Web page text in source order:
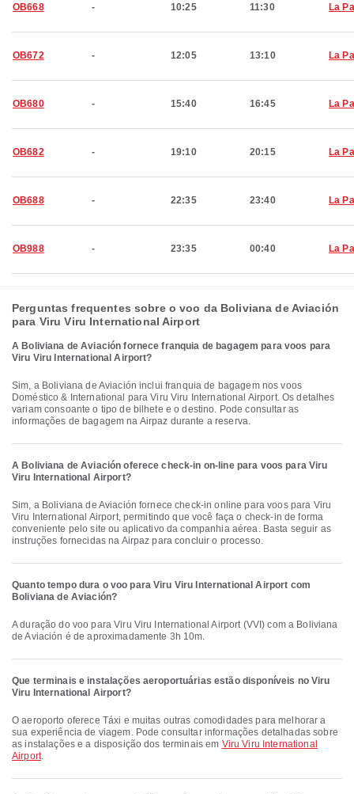
OB668 - 10:25 11:30 La
OB672 - 12:05 13:10 La
OB680 - 15:40 16:45 La
OB682 - 19:10 20:15 La
OB688 - 22:35 23:40 La
OB988 - 23:35 00:40 La
Perguntas frequentes sobre o voo da Boliviana de Aviación
para Viru Viru International Airport
A Boliviana de Aviación fornece franquia de bagagem para voos para
Viru Viru International Airport?
Sim, a Boliviana de Aviación inclui franquia de bagagem nos voos
Doméstico & International para Viru Viru International Airport. Os detalhes
variam consoante o tipo de bilhete e o destino. Pode consultar as
informações de bagagem na Airpaz durante a reserva.
A Boliviana de Aviación oferece check-in on-line para voos para Viru
Viru International Airport?
Sim, a Boliviana de Aviación fornece check-in online para voos para Viru
Viru International Airport, permitindo que você faça o check-in de forma
conveniente pelo site ou aplicativo da companhia aérea. Basta seguir as
instruções fornecidas na Airpaz para concluir o processo.
Quanto tempo dura o voo para Viru Viru International Airport com
Boliviana de Aviación?
A duração do voo para Viru Viru International Airport (VVI) com a Boliviana
de Aviación é de aproximadamente 3h 10m.
Que terminais e instalações aeroportuárias estão disponíveis no Viru
Viru International Airport?
O aeroporto oferece Táxi e muitas outras comodidades para melhorar a
sua experiência de viagem. Pode consultar informações detalhadas sobre
as instalações e a disposição dos terminais em Viru Viru International
Airport.